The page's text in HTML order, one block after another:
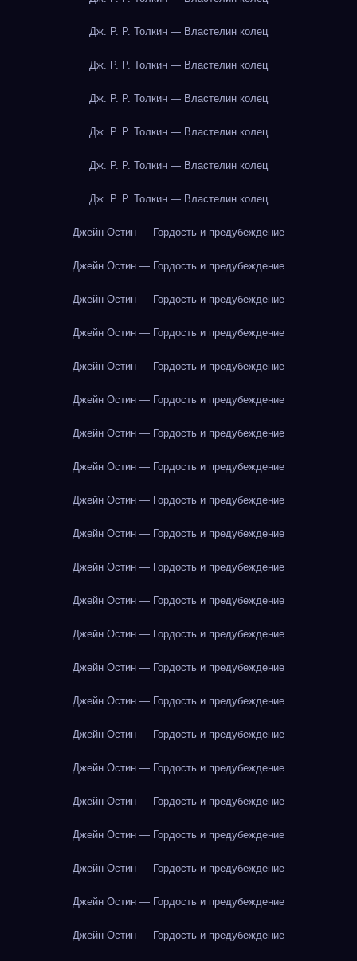
Дж. Р. Р. Толкин — Властелин колец
Дж. Р. Р. Толкин — Властелин колец
Дж. Р. Р. Толкин — Властелин колец
Дж. Р. Р. Толкин — Властелин колец
Дж. Р. Р. Толкин — Властелин колец
Дж. Р. Р. Толкин — Властелин колец
Джейн Остин — Гордость и предубеждение
Джейн Остин — Гордость и предубеждение
Джейн Остин — Гордость и предубеждение
Джейн Остин — Гордость и предубеждение
Джейн Остин — Гордость и предубеждение
Джейн Остин — Гордость и предубеждение
Джейн Остин — Гордость и предубеждение
Джейн Остин — Гордость и предубеждение
Джейн Остин — Гордость и предубеждение
Джейн Остин — Гордость и предубеждение
Джейн Остин — Гордость и предубеждение
Джейн Остин — Гордость и предубеждение
Джейн Остин — Гордость и предубеждение
Джейн Остин — Гордость и предубеждение
Джейн Остин — Гордость и предубеждение
Джейн Остин — Гордость и предубеждение
Джейн Остин — Гордость и предубеждение
Джейн Остин — Гордость и предубеждение
Джейн Остин — Гордость и предубеждение
Джейн Остин — Гордость и предубеждение
Джейн Остин — Гордость и предубеждение
Джейн Остин — Гордость и предубеждение